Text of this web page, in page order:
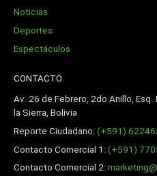
Noticias
Deportes
Espectáculos
CONTACTO
Av. 26 de Febrero, 2do Anillo,
la Sierra, Bolivia
Reporte Ciudadano:(+591)
Contacto Comercial 1:(+591)
Contacto Comercial 2: